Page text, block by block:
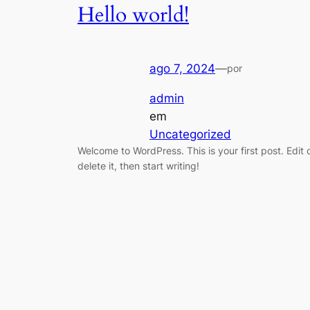
Hello world!
ago 7, 2024—por
admin
em
Uncategorized
Welcome to WordPress. This is your first post. Edit
delete it, then start writing!